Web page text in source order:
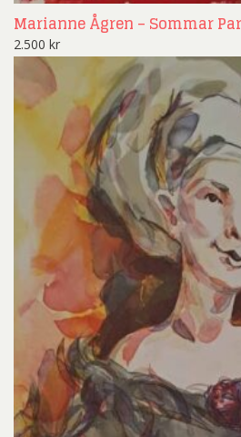
Marianne Ågren – Sommar
2.500 kr